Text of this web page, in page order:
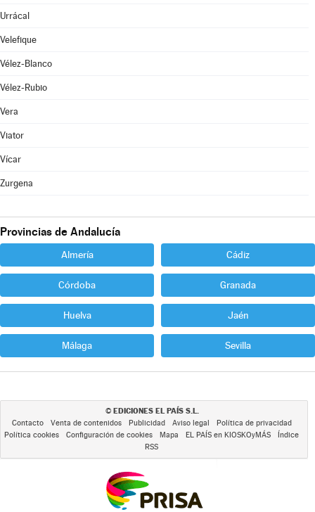
Urrácal
Velefique
Vélez-Blanco
Vélez-Rubio
Vera
Viator
Vícar
Zurgena
Provincias de Andalucía
Almería Cádiz
Córdoba Granada
Huelva Jaén
Málaga Sevilla
© EDICIONES EL PAÍS S.L.
Contacto Venta de contenidos Publicidad Aviso legal
Política de privacidad
Política cookies
Configuración de cookies Mapa EL PAÍS en KIOSKOyMÁS
Índice
RSS